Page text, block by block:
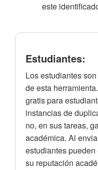
este
Estudiantes:
Los estudiantes
de esta
gratis para
instancias de
no, en sus tareas,
académica. Al
estudiantes
su reputación